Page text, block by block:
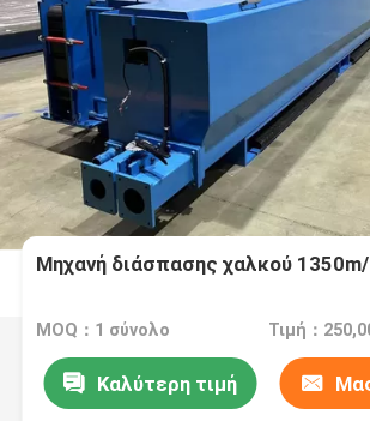
Μηχανή διάσπασης χαλκού
MOQ：1 σύνολο Τιμή：
Καλύτερη τιμή